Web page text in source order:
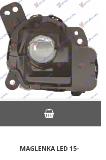
MAGLENKA LED 15-